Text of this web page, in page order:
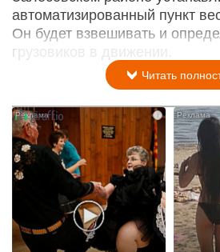
автоматизированный пункт
Он будет взвешивать и
грузовиков в движении.
Читать